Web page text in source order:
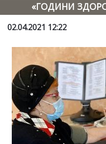
«ГОДИНИ
02.04.2021 12:22